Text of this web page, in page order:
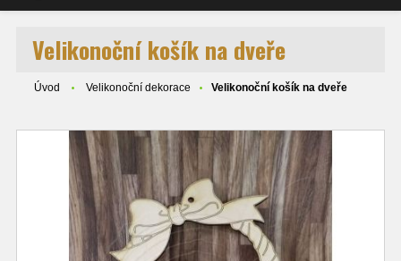
Velikonoční košík na dveře
Úvod Velikonoční dekorace Velikonoční košík na dveře